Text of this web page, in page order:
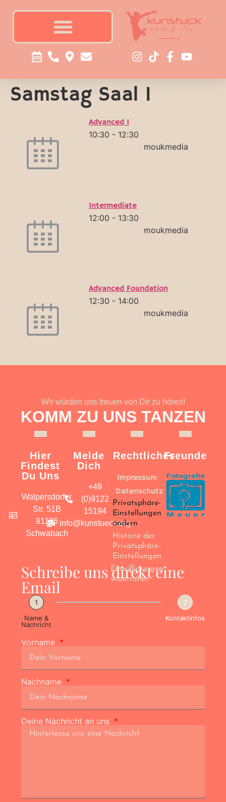
Samstag Saal 1
Advanced 1
10:30 - 12:30
moukmedia
Intermediate
12:00 - 13:30
moukmedia
Advanced Foundation
12:30 - 14:00
moukmedia
Wir würden uns freuen von Dir zu hören!
KOMM ZU UNS TANZEN
Hier
Findest
Du Uns
Walpersdorfer
Str. 51B
91126
Schwabach
Melde
Dich
+49
(0)9122
15194
info@kunstueck.org
Rechtliches
Impressum
Datenschutz
Privatsphäre-
Einstellungen
ändern
Historie der
Privatsphäre-
Einstellungen
Einwilligungen
widerrufen
Freunde
Schreibe uns direkt eine
Email
1
Name &
Nachricht
2
Kontaktinfos
Vorname
Nachname
Deine Nachricht an uns